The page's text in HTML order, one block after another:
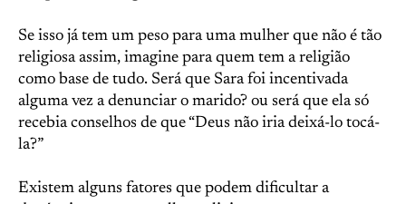
Se isso já tem um peso para uma mulher que não é tão
religiosa assim, imagine para quem tem a religião
como base de tudo. Será que Sara foi incentivada
alguma vez a denunciar o marido? ou será que ela só
recebia conselhos de que “Deus não iria deixá-lo tocá-
la?”
Existem alguns fatores que podem dificultar a